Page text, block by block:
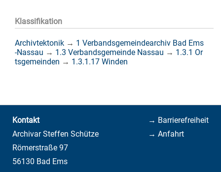
Klassifikation
Archivtektonik → 1 Verbandsgemeindearchiv Bad Ems
-Nassau → 1.3 Verbandsgemeinde Nassau → 1.3.1 Or
tsgemeinden → 1.3.1.17 Winden
→ Barrierefreiheit
→ Anfahrt
Kontakt
Archivar Steffen Schütze
Römerstraße 97
56130 Bad Ems